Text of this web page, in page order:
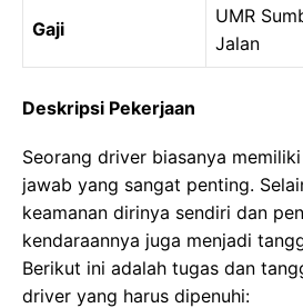
Gaji
UMR
Jalan
Deskripsi Pekerjaan
Seorang driver biasanya
jawab yang sangat penting.
keamanan dirinya sendiri dan
kendaraannya juga menjadi
Berikut ini adalah tugas dan
driver yang harus dipenuhi: